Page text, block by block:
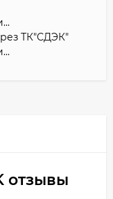
ТК"СДЭК"
отзывы